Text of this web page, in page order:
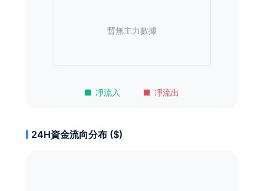
凈流入 凈流出
暫無主力數據
24H資金流向分布 ($)